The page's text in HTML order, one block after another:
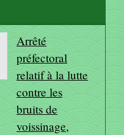
Arrêté
préfectoral
relatif à la lutte
contre les
bruits de
voissinage,